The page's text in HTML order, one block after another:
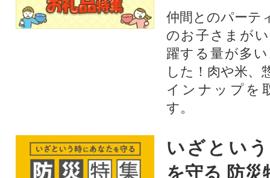
仲間とのパーテ
のお子さまが
躍する量が多
した！肉や米、
インナップを
す。
いざとい
を守る 防災